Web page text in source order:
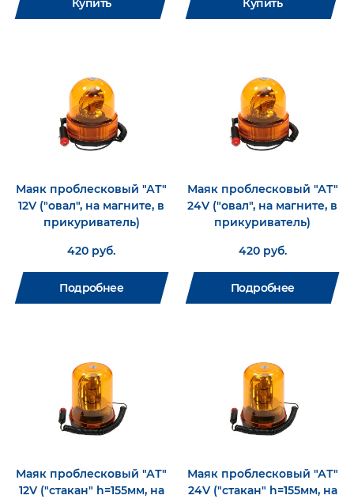
Маяки
Сувенирная
продукция
Бумага
для
тахографа
тахогрофа (17)
Климатическая
Справочная
литература (6)
Папки
упоры
Ящики
инструментальные
Карты
Цепи-
браслеты
противоскольжения
Аксессуары
Маяк проблесковый "АТ"
12V ("овал", на магните, в
прикуриватель)
420 руб.
Подробнее
Маяк проблесковый "АТ"
24V ("овал", на магните, в
прикуриватель)
420 руб.
Подробнее
Маяк проблесковый "АТ"
12V ("стакан" h=155мм, на
Маяк проблесковый "АТ"
24V ("стакан" h=155мм, на